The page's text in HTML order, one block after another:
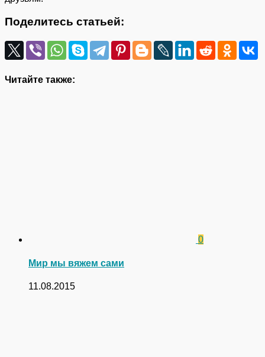
Поделитесь статьей:
Читайте также:
0
Мир мы вяжем сами
11.08.2015